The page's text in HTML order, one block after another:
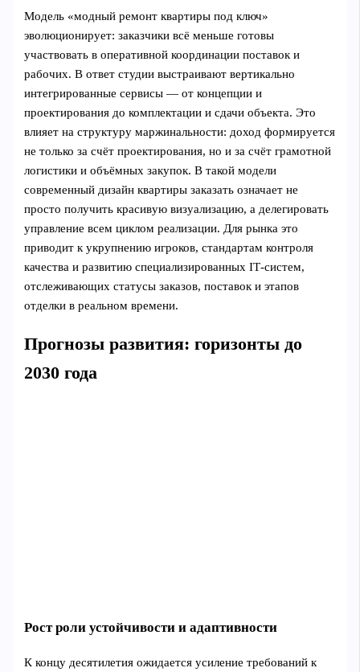
Модель «модный ремонт квартиры под ключ»
эволюционирует: заказчики всё меньше готовы
участвовать в оперативной координации поставок и
рабочих. В ответ студии выстраивают вертикально
интегрированные сервисы — от концепции и
проектирования до комплектации и сдачи объекта. Это
влияет на структуру маржинальности: доход формируется
не только за счёт проектирования, но и за счёт грамотной
логистики и объёмных закупок. В такой модели
современный дизайн квартиры заказать означает не
просто получить красивую визуализацию, а делегировать
управление всем циклом реализации. Для рынка это
приводит к укрупнению игроков, стандартам контроля
качества и развитию специализированных IT‑систем,
отслеживающих статусы заказов, поставок и этапов
отделки в реальном времени.
Прогнозы развития: горизонты до
2030 года
Рост роли устойчивости и адаптивности
К концу десятилетия ожидается усиление требований к